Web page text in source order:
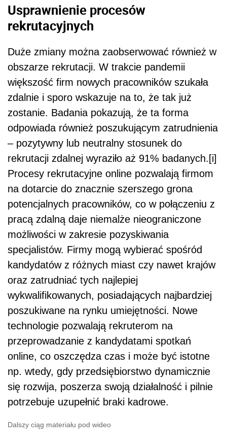
Usprawnienie procesów
rekrutacyjnych
Duże zmiany można zaobserwować również w
obszarze rekrutacji. W trakcie pandemii
większość firm nowych pracowników szukała
zdalnie i sporo wskazuje na to, że tak już
zostanie. Badania pokazują, że ta forma
odpowiada również poszukującym zatrudnienia
– pozytywny lub neutralny stosunek do
rekrutacji zdalnej wyraziło aż 91% badanych.[i]
Procesy rekrutacyjne online pozwalają firmom
na dotarcie do znacznie szerszego grona
potencjalnych pracowników, co w połączeniu z
pracą zdalną daje niemalże nieograniczone
możliwości w zakresie pozyskiwania
specjalistów. Firmy mogą wybierać spośród
kandydatów z różnych miast czy nawet krajów
oraz zatrudniać tych najlepiej
wykwalifikowanych, posiadających najbardziej
poszukiwane na rynku umiejętności. Nowe
technologie pozwalają rekruterom na
przeprowadzanie z kandydatami spotkań
online, co oszczędza czas i może być istotne
np. wtedy, gdy przedsiębiorstwo dynamicznie
się rozwija, poszerza swoją działalność i pilnie
potrzebuje uzupełnić braki kadrowe.
Dalszy ciąg materiału pod wideo